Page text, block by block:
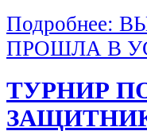
Подробнее:
ПРОШЛА В
ТУРНИР